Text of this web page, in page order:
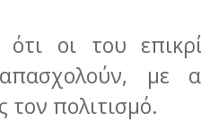
ότι οι του
με
πολιτισμό.